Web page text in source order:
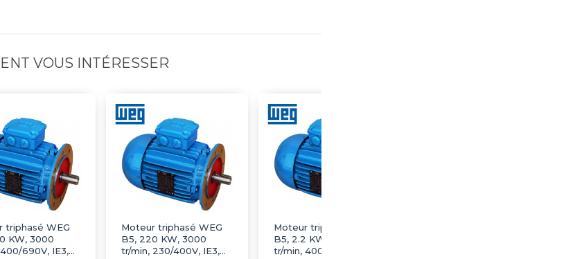
VOUS INTÉRESSER
triphasé WEG
KW, 3000
690V, IE3,
Moteur triphasé WEG
B5, 220 KW, 3000
tr/min, 230/400V, IE3,
Moteur triphasé WEG
B5, 2.2 KW, 3000
tr/min, 400/690V, IE3,